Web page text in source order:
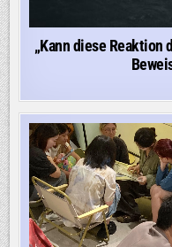
„Kann diese